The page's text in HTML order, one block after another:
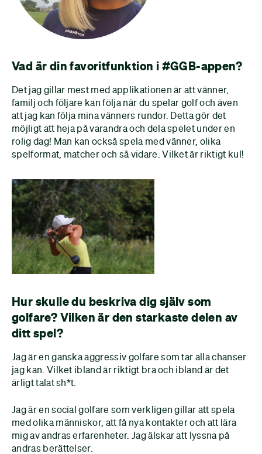
Vad är din favoritfunktion i #GGB-appen?
Det jag gillar mest med applikationen är att vänner,
familj och följare kan följa när du spelar golf och även
att jag kan följa mina vänners rundor. Detta gör det
möjligt att heja på varandra och dela spelet under en
rolig dag! Man kan också spela med vänner, olika
spelformat, matcher och så vidare. Vilket är riktigt kul!
Hur skulle du beskriva dig själv som
golfare? Vilken är den starkaste delen av
ditt spel?
Jag är en ganska aggressiv golfare som tar alla chanser
jag kan. Vilket ibland är riktigt bra och ibland är det
ärligt talat sh*t.
Jag är en social golfare som verkligen gillar att spela
med olika människor, att få nya kontakter och att lära
mig av andras erfarenheter. Jag älskar att lyssna på
andras berättelser.